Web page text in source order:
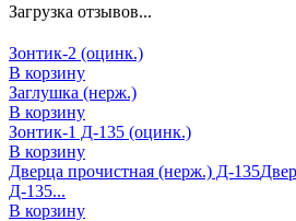
Загрузка отзывов...
Зонтик-2 (оцинк.)
В корзину
Заглушка (нерж.)
В корзину
Зонтик-1 Д-135 (оцинк.)
В корзину
Дверца прочистная (нерж.) Д-135
Д-135...
В корзину